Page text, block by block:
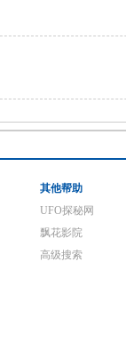
其他帮助
UFO探秘网
飘花影院
高级搜索